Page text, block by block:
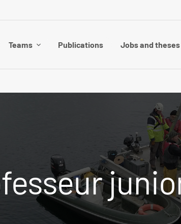
Teams Publications Jobs and theses